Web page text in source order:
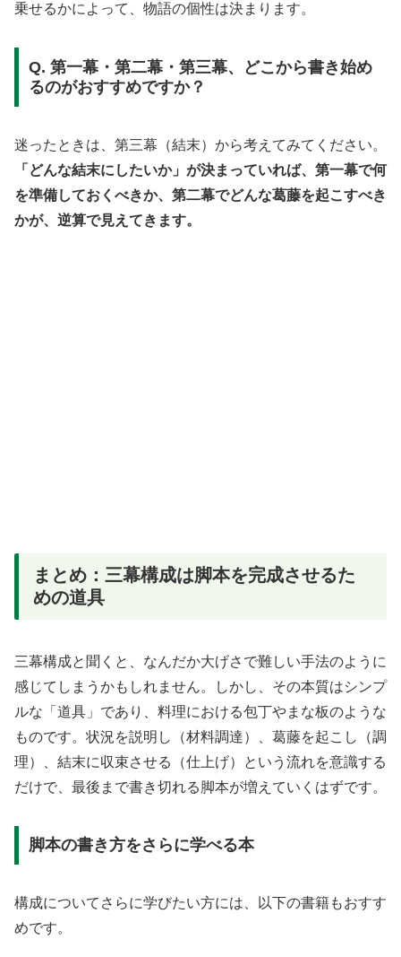
乗せるかによって、物語の個性は決まります。
Q. 第一幕・第二幕・第三幕、どこから書き始め
るのがおすすめですか？
迷ったときは、第三幕（結末）から考えてみてください。
「どんな結末にしたいか」が決まっていれば、第一幕で何
を準備しておくべきか、第二幕でどんな葛藤を起こすべき
かが、逆算で見えてきます。
まとめ：三幕構成は脚本を完成させるた
めの道具
三幕構成と聞くと、なんだか大げさで難しい手法のように
感じてしまうかもしれません。しかし、その本質はシンプ
ルな「道具」であり、料理における包丁やまな板のような
ものです。状況を説明し（材料調達）、葛藤を起こし（調
理）、結末に収束させる（仕上げ）という流れを意識する
だけで、最後まで書き切れる脚本が増えていくはずです。
脚本の書き方をさらに学べる本
構成についてさらに学びたい方には、以下の書籍もおすす
めです。